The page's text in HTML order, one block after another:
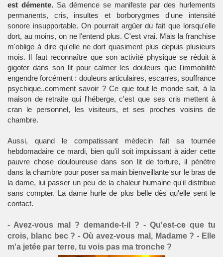
est démente. Sa démence se manifeste par des hurlements
permanents, cris, insultes et borborygmes d'une intensité
sonore insupportable. On pourrait argüer du fait que lorsqu'elle
dort, au moins, on ne l'entend plus. C'est vrai. Mais la franchise
m'oblige à dire qu'elle ne dort quasiment plus depuis plusieurs
mois. Il faut reconnaître que son activité physique se réduit à
gigoter dans son lit pour calmer les douleurs que l'immobilité
engendre forcément : douleurs articulaires, escarres, souffrance
psychique..comment savoir ? Ce que tout le monde sait, à la
maison de retraite qui l'héberge, c'est que ses cris mettent à
cran le personnel, les visiteurs, et ses proches voisins de
chambre.
Aussi, quand le compatissant médecin fait sa tournée
hebdomadaire ce mardi, bien qu'il soit impuissant à aider cette
pauvre chose douloureuse dans son lit de torture, il pénètre
dans la chambre pour poser sa main bienveillante sur le bras de
la dame, lui passer un peu de la chaleur humaine qu'il distribue
sans compter. La dame hurle de plus belle dès qu'elle sent le
contact.
- Avez-vous mal ? demande-t-il ? - Qu'est-ce que tu
crois, blanc bec ? - Où avez-vous mal, Madame ? - Elle
m'a jetée par terre, tu vois pas ma tronche ?